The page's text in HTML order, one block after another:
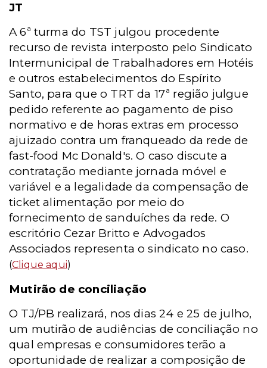
JT
A 6ª turma do TST julgou procedente
recurso de revista interposto pelo Sindicato
Intermunicipal de Trabalhadores em Hotéis
e outros estabelecimentos do Espírito
Santo, para que o TRT da 17ª região julgue
pedido referente ao pagamento de piso
normativo e de horas extras em processo
ajuizado contra um franqueado da rede de
fast-food Mc Donald's. O caso discute a
contratação mediante jornada móvel e
variável e a legalidade da compensação de
ticket alimentação por meio do
fornecimento de sanduíches da rede. O
escritório Cezar Britto e Advogados
Associados representa o sindicato no caso.
(Clique aqui)
Mutirão de conciliação
O TJ/PB realizará, nos dias 24 e 25 de julho,
um mutirão de audiências de conciliação no
qual empresas e consumidores terão a
oportunidade de realizar a composição de